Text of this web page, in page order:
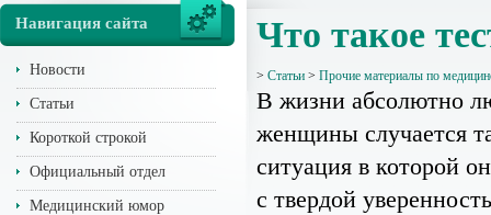
Навигация сайта
Новости
Статьи
Короткой строкой
Официальный отдел
Медицинский юмор
Что такое
> Статьи > Прочие материалы по
В жизни абсолютно
женщины случается
ситуация в которой
с твердой